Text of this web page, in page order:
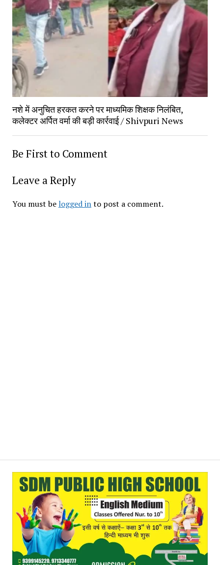
नशे में अनुचित हरकत करने पर माध्यमिक शिक्षक निलंबित,
कलेक्टर अर्पित वर्मा की बड़ी कार्रवाई / Shivpuri News
Be First to Comment
Leave a Reply
You must be logged in to post a comment.